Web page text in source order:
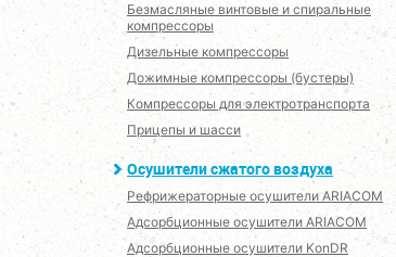
Безмасляные винтовые и спиральные
компрессоры
Дизельные компрессоры
Дожимные компрессоры (бустеры)
Компрессоры для электротранспорта
Прицепы и шасси
Осушители сжатого воздуха
Рефрижераторные осушители ARIACOM
Адсорбционные осушители ARIACOM
Адсорбционные осушители KonDR